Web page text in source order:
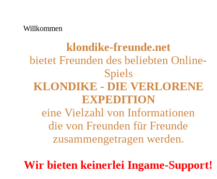
Willkommen
klondike-freunde.net
bietet Freunden des beliebten Online-
Spiels
KLONDIKE - DIE VERLORENE
EXPEDITION
eine Vielzahl von Informationen
die von Freunden für Freunde
zusammengetragen werden.
Wir bieten keinerlei Ingame-Support!